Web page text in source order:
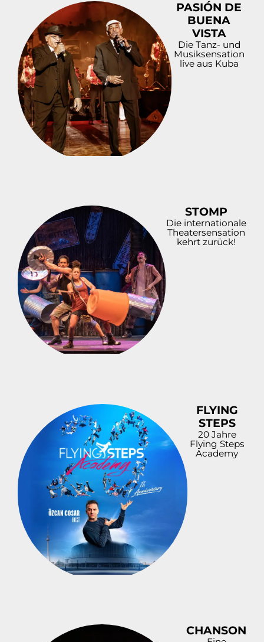
PASIÓN DE
BUENA
VISTA
Die Tanz- und
Musiksensation
live aus Kuba
STOMP
Die internationale
Thea­ter­sen­sa­ti­on
kehrt zurück!
FLYING
STEPS
20 Jahre
Flying Steps
Academy
CHANSON